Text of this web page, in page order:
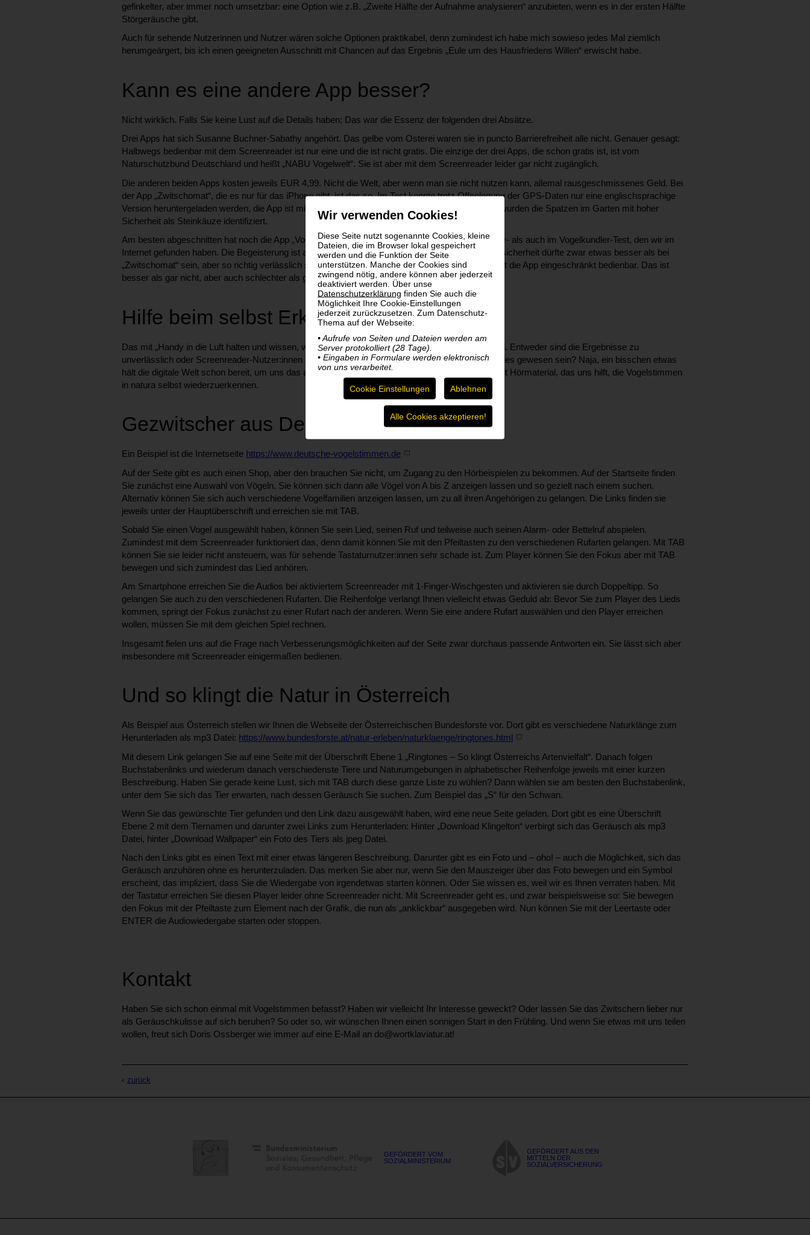
Wir verwenden Cookies!
Diese Seite nutzt sogenannte Cookies, kleine
Dateien, die im Browser lokal gespeichert
werden und die Funktion der Seite
unterstützen. Manche der Cookies sind
zwingend nötig, andere können aber jederzeit
deaktiviert werden. Über unse
Datenschutzerklärung finden Sie auch die
Möglichkeit Ihre Cookie-Einstellungen
jederzeit zurückzusetzen. Zum Datenschutz-
Thema auf der Webseite:
• Aufrufe von Seiten und Dateien werden am
Server protokolliert (28 Tage).
• Eingaben in Formulare werden elektronisch
von uns verarbeitet.
Cookie Einstellungen Ablehnen
Alle Cookies akzeptieren!
gefinkelter, aber immer noch umsetzbar: eine Option wie z.B. „Zweite Hälfte der Aufnahme analysieren“ anzubieten, wenn es in der ersten Hälfte
Störgeräusche gibt.
Auch für sehende Nutzerinnen und Nutzer wären solche Optionen praktikabel, denn zumindest ich habe mich sowieso jedes Mal ziemlich
herumgeärgert, bis ich einen geeigneten Ausschnitt mit Chancen auf das Ergebnis „Eule um des Hausfriedens Willen“ erwischt habe.
Kann es eine andere App besser?
Nicht wirklich. Falls Sie keine Lust auf die Details haben: Das war die Essenz der folgenden drei Absätze.
Drei Apps hat sich Susanne Buchner-Sabathy angehört. Das gelbe vom Osterei waren sie in puncto Barrierefreiheit alle nicht. Genauer gesagt:
Halbwegs bedienbar mit dem Screenreader ist nur eine und die ist nicht gratis. Die einzige der drei Apps, die schon gratis ist, ist vom
Naturschutzbund Deutschland und heißt „NABU Vogelwelt“. Sie ist aber mit dem Screenreader leider gar nicht zugänglich.
Die anderen beiden Apps kosten jeweils EUR 4,99. Nicht die Welt, aber wenn man sie nicht nutzen kann, allemal rausgeschmissenes Geld. Bei
der App „Zwitschomat“, die es nur für das iPhone gibt, ist das so. Im Test konnte trotz Offenlegung der GPS-Daten nur eine englischsprachige
Version heruntergeladen werden, die App ist mit dem Screenreader nicht bedienbar und sowieso wurden die Spatzen im Garten mit hoher
Sicherheit als Steinkäuze identifiziert.
Am besten abgeschnitten hat noch die App „Vogelstimmen ID“. Und zwar sowohl im Screenreader- als auch im Vogelkundler-Test, den wir im
Internet gefunden haben. Die Begeisterung ist allerdings auch in beiden Fällen verhalten. Die Treffsicherheit dürfte zwar etwas besser als bei
„Zwitschomat“ sein, aber so richtig verlässlich sind die Ergebnisse nicht. Mit dem Screenreader ist die App eingeschränkt bedienbar. Das ist
besser als gar nicht, aber auch schlechter als ganz.
Hilfe beim selbst Erkennen
Das mit „Handy in die Luft halten und wissen, was zwitschert“ scheint nicht so toll zu funktionieren. Entweder sind die Ergebnisse zu
unverlässlich oder Screenreader-Nutzer:innen erfahren sie erst gar nicht. Oder beides. Soll das alles gewesen sein? Naja, ein bisschen etwas
hält die digitale Welt schon bereit, um uns das analoge Vogelerkunden zu erleichtern. Und zwar mit Hörmaterial, das uns hilft, die Vogelstimmen
in natura selbst wiederzuerkennen.
Gezwitscher aus Deutschland
Ein Beispiel ist die Internetseite https://www.deutsche-vogelstimmen.de
Auf der Seite gibt es auch einen Shop, aber den brauchen Sie nicht, um Zugang zu den Hörbeispielen zu bekommen. Auf der Startseite finden
Sie zunächst eine Auswahl von Vögeln. Sie können sich dann alle Vögel von A bis Z anzeigen lassen und so gezielt nach einem suchen.
Alternativ können Sie sich auch verschiedene Vogelfamilien anzeigen lassen, um zu all ihren Angehörigen zu gelangen. Die Links finden sie
jeweils unter der Hauptüberschrift und erreichen sie mit TAB.
Sobald Sie einen Vogel ausgewählt haben, können Sie sein Lied, seinen Ruf und teilweise auch seinen Alarm- oder Bettelruf abspielen.
Zumindest mit dem Screenreader funktioniert das, denn damit können Sie mit den Pfeiltasten zu den verschiedenen Rufarten gelangen. Mit TAB
können Sie sie leider nicht ansteuern, was für sehende Tastaturnutzer:innen sehr schade ist. Zum Player können Sie den Fokus aber mit TAB
bewegen und sich zumindest das Lied anhören.
Am Smartphone erreichen Sie die Audios bei aktiviertem Screenreader mit 1-Finger-Wischgesten und aktivieren sie durch Doppeltipp. So
gelangen Sie auch zu den verschiedenen Rufarten. Die Reihenfolge verlangt Ihnen vielleicht etwas Geduld ab: Bevor Sie zum Player des Lieds
kommen, springt der Fokus zunächst zu einer Rufart nach der anderen. Wenn Sie eine andere Rufart auswählen und den Player erreichen
wollen, müssen Sie mit dem gleichen Spiel rechnen.
Insgesamt fielen uns auf die Frage nach Verbesserungsmöglichkeiten auf der Seite zwar durchaus passende Antworten ein. Sie lässt sich aber
insbesondere mit Screenreader einigermaßen bedienen.
Und so klingt die Natur in Österreich
Als Beispiel aus Österreich stellen wir Ihnen die Webseite der Österreichischen Bundesforste vor. Dort gibt es verschiedene Naturklänge zum
Herunterladen als mp3 Datei: https://www.bundesforste.at/natur-erleben/naturklaenge/ringtones.html
Mit diesem Link gelangen Sie auf eine Seite mit der Überschrift Ebene 1 „Ringtones – So klingt Österreichs Artenvielfalt“. Danach folgen
Buchstabenlinks und wiederum danach verschiedenste Tiere und Naturumgebungen in alphabetischer Reihenfolge jeweils mit einer kurzen
Beschreibung. Haben Sie gerade keine Lust, sich mit TAB durch diese ganze Liste zu wühlen? Dann wählen sie am besten den Buchstabenlink,
unter dem Sie sich das Tier erwarten, nach dessen Geräusch Sie suchen. Zum Beispiel das „S“ für den Schwan.
Wenn Sie das gewünschte Tier gefunden und den Link dazu ausgewählt haben, wird eine neue Seite geladen. Dort gibt es eine Überschrift
Ebene 2 mit dem Tiernamen und darunter zwei Links zum Herunterladen: Hinter „Download Klingelton“ verbirgt sich das Geräusch als mp3
Datei, hinter „Download Wallpaper“ ein Foto des Tiers als jpeg Datei.
Nach den Links gibt es einen Text mit einer etwas längeren Beschreibung. Darunter gibt es ein Foto und – oho! – auch die Möglichkeit, sich das
Geräusch anzuhören ohne es herunterzuladen. Das merken Sie aber nur, wenn Sie den Mauszeiger über das Foto bewegen und ein Symbol
erscheint, das impliziert, dass Sie die Wiedergabe von irgendetwas starten können. Oder Sie wissen es, weil wir es Ihnen verraten haben. Mit
der Tastatur erreichen Sie diesen Player leider ohne Screenreader nicht. Mit Screenreader geht es, und zwar beispielsweise so: Sie bewegen
den Fokus mit der Pfeiltaste zum Element nach der Grafik, die nun als „anklickbar“ ausgegeben wird. Nun können Sie mit der Leertaste oder
ENTER die Audiowiedergabe starten oder stoppen.
Kontakt
Haben Sie sich schon einmal mit Vogelstimmen befasst? Haben wir vielleicht Ihr Interesse geweckt? Oder lassen Sie das Zwitschern lieber nur
als Geräuschkulisse auf sich beruhen? So oder so, wir wünschen Ihnen einen sonnigen Start in den Frühling. Und wenn Sie etwas mit uns teilen
wollen, freut sich Doris Ossberger wie immer auf eine E-Mail an do@wortklaviatur.at!
zurück
GEFÖRDERT VOM
SOZIALMINISTERIUM
GEFÖRDERT AUS DEN
MITTELN DER
SOZIALVERSICHERUNG